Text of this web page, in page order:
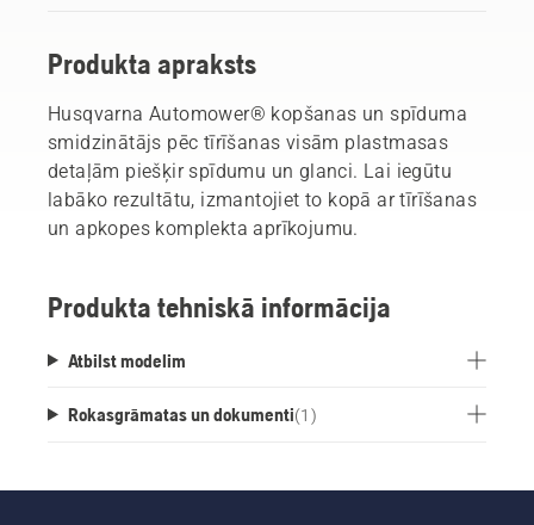
Produkta apraksts
Husqvarna Automower® kopšanas un spīduma
smidzinātājs pēc tīrīšanas visām plastmasas
detaļām piešķir spīdumu un glanci. Lai iegūtu
labāko rezultātu, izmantojiet to kopā ar tīrīšanas
un apkopes komplekta aprīkojumu.
Produkta tehniskā informācija
Atbilst modelim
Rokasgrāmatas un dokumenti(1 )